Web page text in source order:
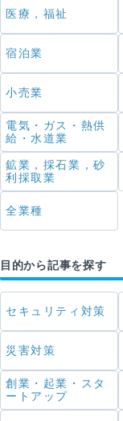
医療，福祉
宿泊業
小売業
電気・ガス・熱供
給・水道業
鉱業，採石業，砂
利採取業
全業種
目的から記事を探す
セキュリティ対策
災害対策
創業・起業・スタ
ートアップ